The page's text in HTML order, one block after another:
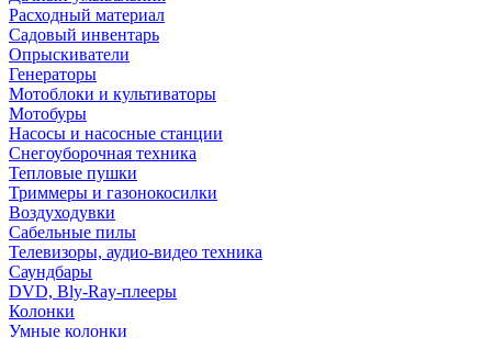
Расходный материал
Садовый инвентарь
Опрыскиватели
Генераторы
Мотоблоки и культиваторы
Мотобуры
Насосы и насосные станции
Снегоуборочная техника
Тепловые пушки
Триммеры и газонокосилки
Воздуходувки
Сабельные пилы
Телевизоры, аудио-видео техника
Саундбары
DVD, Bly-Ray-плееры
Колонки
Умные колонки